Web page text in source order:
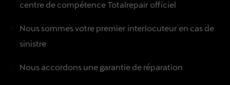
centre de compétence Totalrepair officiel
Nous sommes votre premier interlocuteur en cas de
sinistre
Nous accordons une garantie de réparation